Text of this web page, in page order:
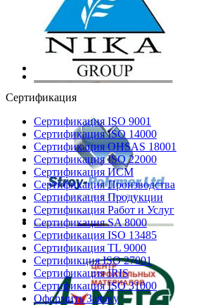
Сертификация
Сертификация ISO 9001
Сертификация ISO 14000
Сертификация OHSAS 18001
Сертификация ISO 22000
Сертификация ИСМ
Сертификация Производства
Сертификация Продукции
Сертификация Работ и Услуг
Сертификация SA 8000
Сертификация ISO 13485
Сертификация TL 9000
Сертификция ISO 27001
Сертификация IRIS
Сертификация ISO 31000
Оформить Заявку